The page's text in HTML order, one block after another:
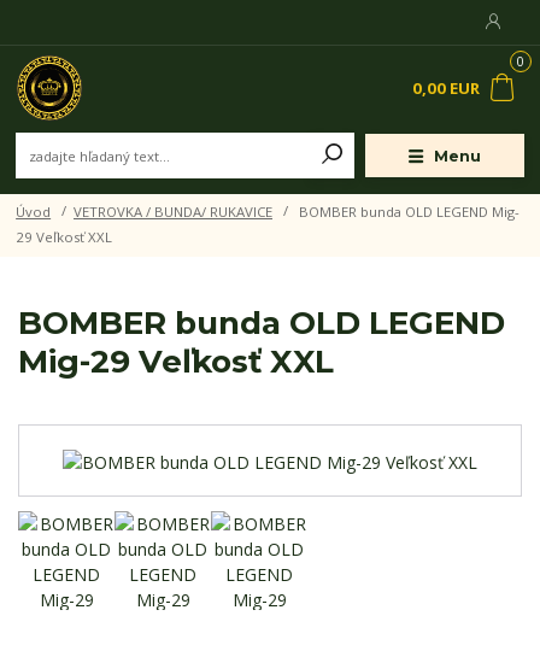
Menu
0
0,00 EUR
Úvod VETROVKA / BUNDA/ RUKAVICE
BOMBER bunda OLD LEGEND Mig-
29 Veľkosť XXL
BOMBER bunda OLD LEGEND
Mig-29 Veľkosť XXL